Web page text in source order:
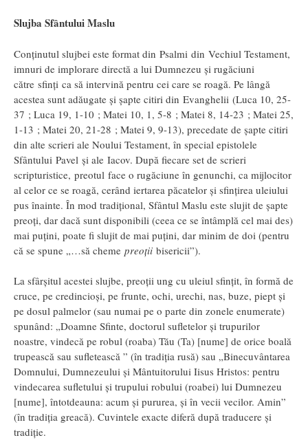
Slujba Sfântului Maslu
Conţinutul slujbei este format din Psalmi din Vechiul Testament,
imnuri de implorare directă a lui Dumnezeu şi rugăciuni
către sfinţi ca să intervină pentru cei care se roagă. Pe lângă
acestea sunt adăugate şi şapte citiri din Evanghelii (Luca 10, 25-
37 ; Luca 19, 1-10 ; Matei 10, 1, 5-8 ; Matei 8, 14-23 ; Matei 25,
1-13 ; Matei 20, 21-28 ; Matei 9, 9-13), precedate de şapte citiri
din alte scrieri ale Noului Testament, în special epistolele
Sfântului Pavel şi ale Iacov. După fiecare set de scrieri
scripturistice, preotul face o rugăciune în genunchi, ca mijlocitor
al celor ce se roagă, cerând iertarea păcatelor şi sfinţirea uleiului
pus înainte. În mod tradiţional, Sfântul Maslu este slujit de şapte
preoţi, dar dacă sunt disponibili (ceea ce se întâmplă cel mai des)
mai puţini, poate fi slujit de mai puţini, dar minim de doi (pentru
că se spune „…să cheme preoţii bisericii”).
La sfârşitul acestei slujbe, preoţii ung cu uleiul sfinţit, în formă de
cruce, pe credincioşi, pe frunte, ochi, urechi, nas, buze, piept şi
pe dosul palmelor (sau numai pe o parte din zonele enumerate)
spunând: „Doamne Sfinte, doctorul sufletelor şi trupurilor
noastre, vindecă pe robul (roaba) Tău (Ta) [nume] de orice boală
trupească sau sufletească ” (în tradiţia rusă) sau „Binecuvântarea
Domnului, Dumnezeului şi Mântuitorului Iisus Hristos: pentru
vindecarea sufletului şi trupului robului (roabei) lui Dumnezeu
[nume], întotdeauna: acum şi pururea, şi în vecii vecilor. Amin”
(în tradiţia greacă). Cuvintele exacte diferă după traducere şi
tradiţie.